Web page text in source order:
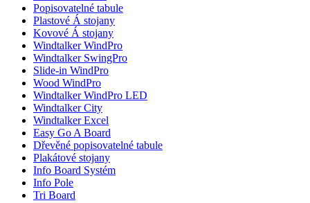
Popisovatelné tabule
Plastové Á stojany
Kovové Á stojany
Windtalker WindPro
Windtalker SwingPro
Slide-in WindPro
Wood WindPro
Windtalker WindPro LED
Windtalker City
Windtalker Excel
Easy Go A Board
Dřevěné popisovatelné tabule
Plakátové stojany
Info Board Systém
Info Pole
Tri Board